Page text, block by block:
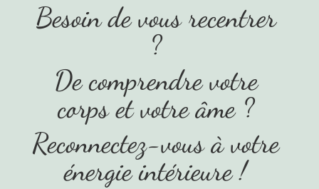
Besoin de vous recentrer
?
De comprendre votre
corps et votre âme ?
Reconnectez-vous à votre
énergie intérieure !